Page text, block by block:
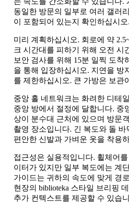
동일한 방문의 일부로 여러 갤러
이 포함되어 있는지 확인하십시오.
미리 계획하십시오. 회로에 약
크 시간대를 피하기 위해 오전 시
보안 검사를 위해 15분 일찍 도착
을 통해 입장하십시오. 지연을 방
를 제한하십시오. 큰 가방은 보관
중앙 홀 네트워크는 화려한 디테
중앙 방에서 절정에 달합니다. 중
상이 분수대 근처에 있으며 방문
촬영 장소입니다. 긴 복도와 돌 바
편안한 신발과 가벼운 옷을 착용
접근성은 실용적입니다. 휠체어
이터가 있지만 일부 복도에는 계
가이드는 귀하의 속도에 맞게 경
현장의 biblioteka 스타일 브리핑
추가 컨텍스트를 제공할 수 있습